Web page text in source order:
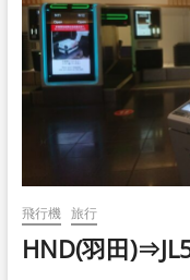
の
「エ
タ
ー
ナ
ル
テ
ル」
飛行機 旅行
HND(羽田